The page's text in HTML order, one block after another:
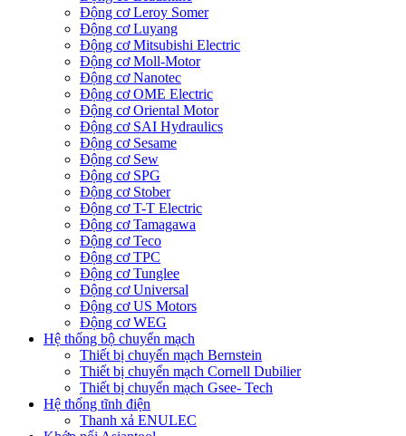
Động cơ Leroy Somer
Động cơ Luyang
Động cơ Mitsubishi Electric
Động cơ Moll-Motor
Động cơ Nanotec
Động cơ OME Electric
Động cơ Oriental Motor
Động cơ SAI Hydraulics
Động cơ Sesame
Động cơ Sew
Động cơ SPG
Động cơ Stober
Động cơ T-T Electric
Động cơ Tamagawa
Động cơ Teco
Động cơ TPC
Động cơ Tunglee
Động cơ Universal
Động cơ US Motors
Động cơ WEG
Hệ thống bộ chuyển mạch
Thiết bị chuyển mạch Bernstein
Thiết bị chuyển mạch Cornell Dubilier
Thiết bị chuyển mạch Gsee- Tech
Hệ thống tĩnh điện
Thanh xả ENULEC